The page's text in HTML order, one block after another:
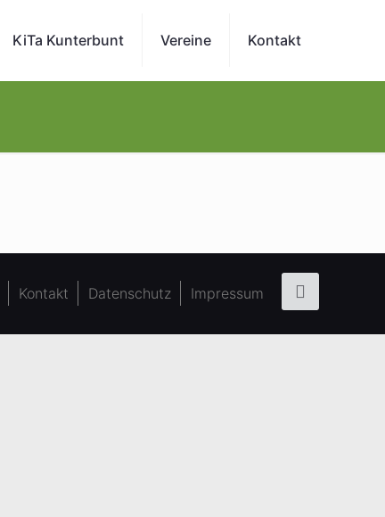
KiTa Kunterbunt Vereine Kontakt
Kontakt Datenschutz Impressum